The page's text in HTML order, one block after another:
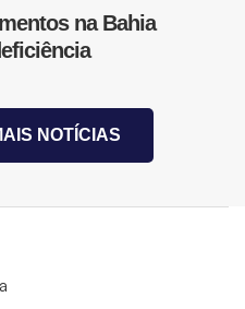
na Bahia
NOTÍCIAS